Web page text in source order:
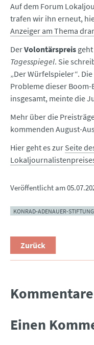
Auf dem Forum
trafen wir ihn erneut,
Anzeiger am Thema
DerVolontärspreis
Tagesspiegel. Sie
„Der Würfelspieler“.
Probleme dieser
insgesamt, meinte die
Mehr über die
kommenden August-
Hier geht es zur Seite
Veröffentlicht am
KONRAD-ADENAUER-STIFTUNG
Zurück
Kommentare
Einen